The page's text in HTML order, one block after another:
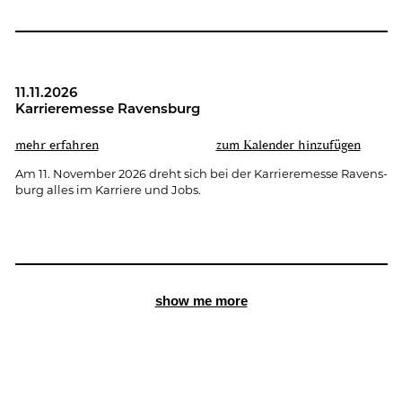
11.11.2026
Kar­rie­re­mes­se Ra­vens­burg
mehr er­fah­ren zum Ka­len­der hin­zu­fü­gen
Am 11. No­vem­ber 2026 dreht sich bei der Kar­rie­re­mes­se Ra­vens­
burg alles im Kar­rie­re und Jobs.
show me more